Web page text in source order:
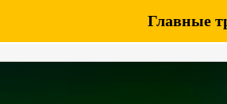
Главные